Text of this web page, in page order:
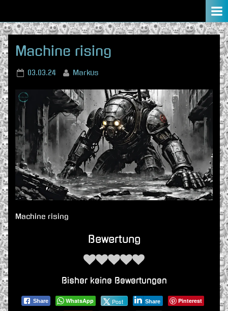
to
content
Machine rising
Posted
03.03.24 By
Markus
Machine rising
Bewertung
Bisher keine Bewertungen
Share WhatsApp Post Share
Pinterest